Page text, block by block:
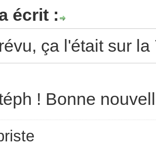
écrit :
ça l'était sur
! Bonne